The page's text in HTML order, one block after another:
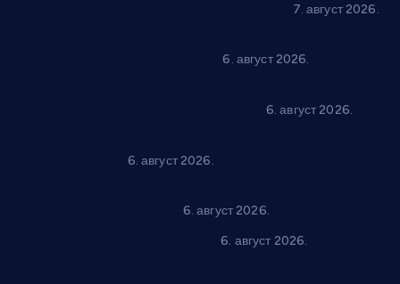
7. август 2026.
6. август 2026.
6. август 2026.
6. август 2026.
6. август 2026.
6. август 2026.